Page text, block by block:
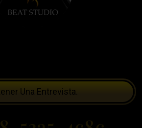
Una Entrevista.